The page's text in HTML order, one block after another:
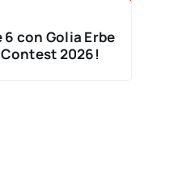
con Golia Erbe
2026!